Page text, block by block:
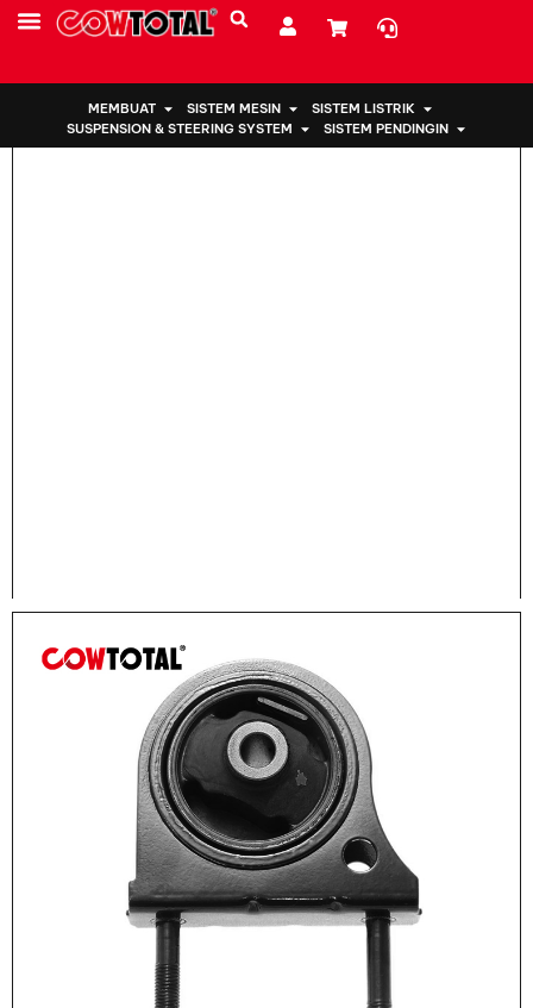
MEMBUAT SISTEM MESIN
SISTEM LISTRIK
SUSPENSION & STEERING SYSTEM
SISTEM PENDINGIN
Rumah > Pemasangan Mesin 12371-74471 untuk Toyota